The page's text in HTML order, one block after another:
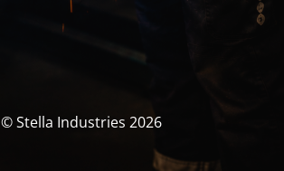
© Stella Industries 2026